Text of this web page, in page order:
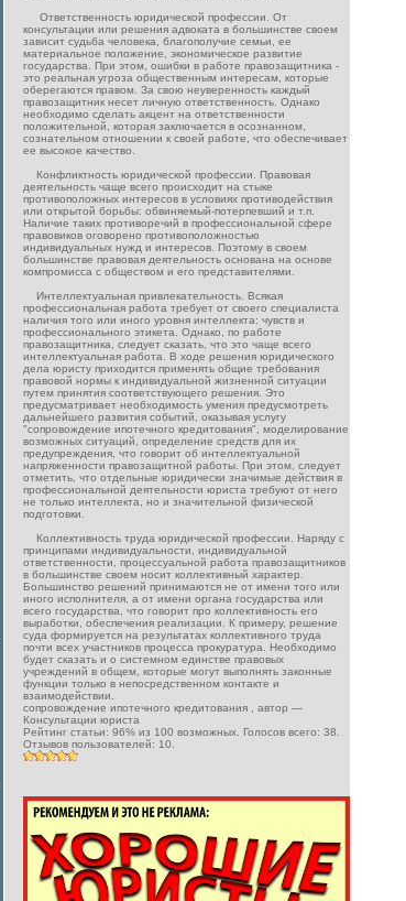
Ответственность юридической профессии. От
консультации или решения адвоката в большинстве своем
зависит судьба человека, благополучие семьи, ее
материальное положение, экономическое развитие
государства. При этом, ошибки в работе правозащитника -
это реальная угроза общественным интересам, которые
оберегаются правом. За свою неуверенность каждый
правозащитник несет личную ответственность. Однако
необходимо сделать акцент на ответственности
положительной, которая заключается в осознанном,
сознательном отношении к своей работе, что обеспечивает
ее высокое качество.
Конфликтность юридической профессии. Правовая
деятельность чаще всего происходит на стыке
противоположных интересов в условиях противодействия
или открытой борьбы: обвиняемый-потерпевший и т.п.
Наличие таких противоречий в профессиональной сфере
правовиков оговорено противоположностью
индивидуальных нужд и интересов. Поэтому в своем
большинстве правовая деятельность основана на основе
компромисса с обществом и его представителями.
Интеллектуальная привлекательность. Всякая
профессиональная работа требует от своего специалиста
наличия того или иного уровня интеллекта: чувств и
профессионального этикета. Однако, по работе
правозащитника, следует сказать, что это чаще всего
интеллектуальная работа. В ходе решения юридического
дела юристу приходится применять общие требования
правовой нормы к индивидуальной жизненной ситуации
путем принятия соответствующего решения. Это
предусматривает необходимость умения предусмотреть
дальнейшего развития событий, оказывая услугу
"сопровождение ипотечного кредитования", моделирование
возможных ситуаций, определение средств для их
предупреждения, что говорит об интеллектуальной
напряженности правозащитной работы. При этом, следует
отметить, что отдельные юридически значимые действия в
профессиональной деятельности юриста требуют от него
не только интеллекта, но и значительной физической
подготовки.
Коллективность труда юридической профессии. Наряду с
принципами индивидуальности, индивидуальной
ответственности, процессуальной работа правозащитников
в большинстве своем носит коллективный характер.
Большинство решений принимаются не от имени того или
иного исполнителя, а от имени органа государства или
всего государства, что говорит про коллективность его
выработки, обеспечения реализации. К примеру, решение
суда формируется на результатах коллективного труда
почти всех участников процесса прокуратура. Необходимо
будет сказать и о системном единстве правовых
учреждений в общем, которые могут выполнять законные
функции только в непосредственном контакте и
взаимодействии.
сопровождение ипотечного кредитования
, автор —
Консультации юриста
Рейтинг статьи: 96% из 100 возможных. Голосов всего: 38
Отзывов пользователей: 10